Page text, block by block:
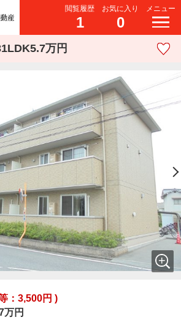
閲覧履歴
1
お気に入り
0
メニュー
万円
：3,500円 )
万円